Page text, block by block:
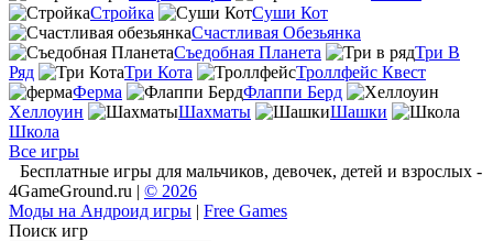
Стройка
Суши Кот
Счастливая Обезьянка
Съедобная Планета
Три В
Ряд
Три Кота
Троллфейс Квест
Ферма
Флаппи Берд
Хеллоуин
Шахматы
Шашки
Школа
Все игры
Бесплатные игры для мальчиков, девочек, детей и взрослых -
4GameGround.ru | © 2026
Моды на Андроид игры | Free Games
Поиск игр